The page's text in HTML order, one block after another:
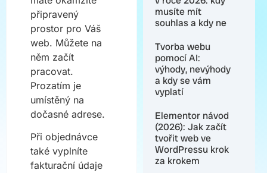
musíte mít
souhlas a kdy ne
Tvorba webu
pomocí AI:
výhody, nevýhody
a kdy se vám
vyplatí
Elementor návod
(2026): Jak začít
tvořit web ve
WordPressu krok
za krokem
připravený
prostor pro Váš
web. Můžete na
něm začít
pracovat.
Prozatím je
umístěný na
dočasné adrese.
Při objednávce
také vyplníte
fakturační údaje